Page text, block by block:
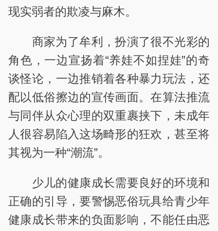
现实弱者的欺凌与麻木。
商家为了牟利，扮演了很不光彩的
角色，一边宣扬着“养娃不如捏娃”的奇
谈怪论，一边推销着各种暴力玩法，还
配以低俗擦边的宣传画面。在算法推流
与同伴从众心理的双重裹挟下，未成年
人很容易陷入这场畸形的狂欢，甚至将
其视为一种“潮流”。
少儿的健康成长需要良好的环境和
正确的引导，要警惕恶俗玩具给青少年
健康成长带来的负面影响，不能任由恶